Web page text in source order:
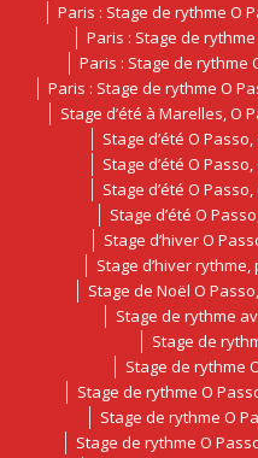
Paris : Stage de rythme O
Paris : Stage de
Paris : Stage de rythme
Paris : Stage de rythme O
Stage d’été à Marelles, O
Stage d’été O
Stage d’été O
Stage d’été O
Stage d’été O
Stage d’hiver O
Stage d’hiver
Stage de Noël O
Stage de rythme
Stage de
Stage de rythme
Stage de rythme O
Stage de rythme O
Stage de rythme O